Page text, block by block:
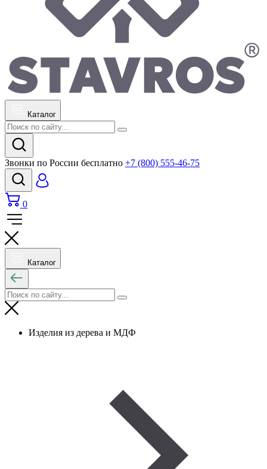
Каталог
Звонки по России бесплатно +7 (800) 555-46-75
0
Каталог
Изделия из дерева и МДФ